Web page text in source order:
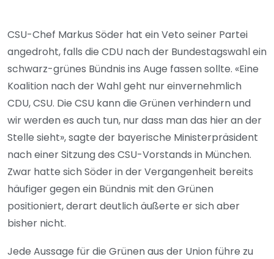
CSU-Chef Markus Söder hat ein Veto seiner Partei
angedroht, falls die CDU nach der Bundestagswahl ein
schwarz-grünes Bündnis ins Auge fassen sollte. «Eine
Koalition nach der Wahl geht nur einvernehmlich
CDU, CSU. Die CSU kann die Grünen verhindern und
wir werden es auch tun, nur dass man das hier an der
Stelle sieht», sagte der bayerische Ministerpräsident
nach einer Sitzung des CSU-Vorstands in München.
Zwar hatte sich Söder in der Vergangenheit bereits
häufiger gegen ein Bündnis mit den Grünen
positioniert, derart deutlich äußerte er sich aber
bisher nicht.
Jede Aussage für die Grünen aus der Union führe zu